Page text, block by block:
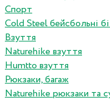
Спорт
Cold Steel бейсбольні
Взуття
Naturehike взуття
Humtto взуття
Рюкзаки, багаж
Naturehike рюкзаки та